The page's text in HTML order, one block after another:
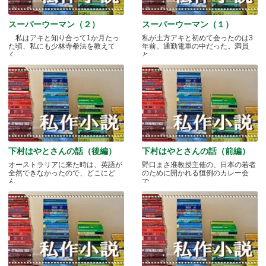
スーパーウーマン（２）
私はアキと知り合って1か月たっ
た頃、私にも少林寺拳法を教えて
く.....
スーパーウーマン（１）
私が土方アキと初めて会ったのは3
年前。通勤電車の中だった。満員
と.....
下村はやとさんの話（後編）
オーストラリアに来た時は、英語が
全然できなかったので、どこにど
ん.....
下村はやとさんの話（前編）
野口まさ准教授主催の、日本の若者
のために開かれる恒例のカレー会
で.....